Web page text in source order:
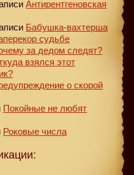
Антирентгеновская
Бабушка-вахтерша
судьбе
за дедом следят?
взялся этот
о скорой
Покойные не любят
Роковые числа